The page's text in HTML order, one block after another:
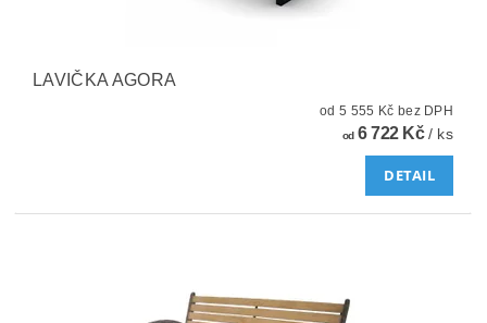
LAVIČKA AGORA
od 5 555 Kč bez DPH
od6 722 Kč/ ks
DETAIL